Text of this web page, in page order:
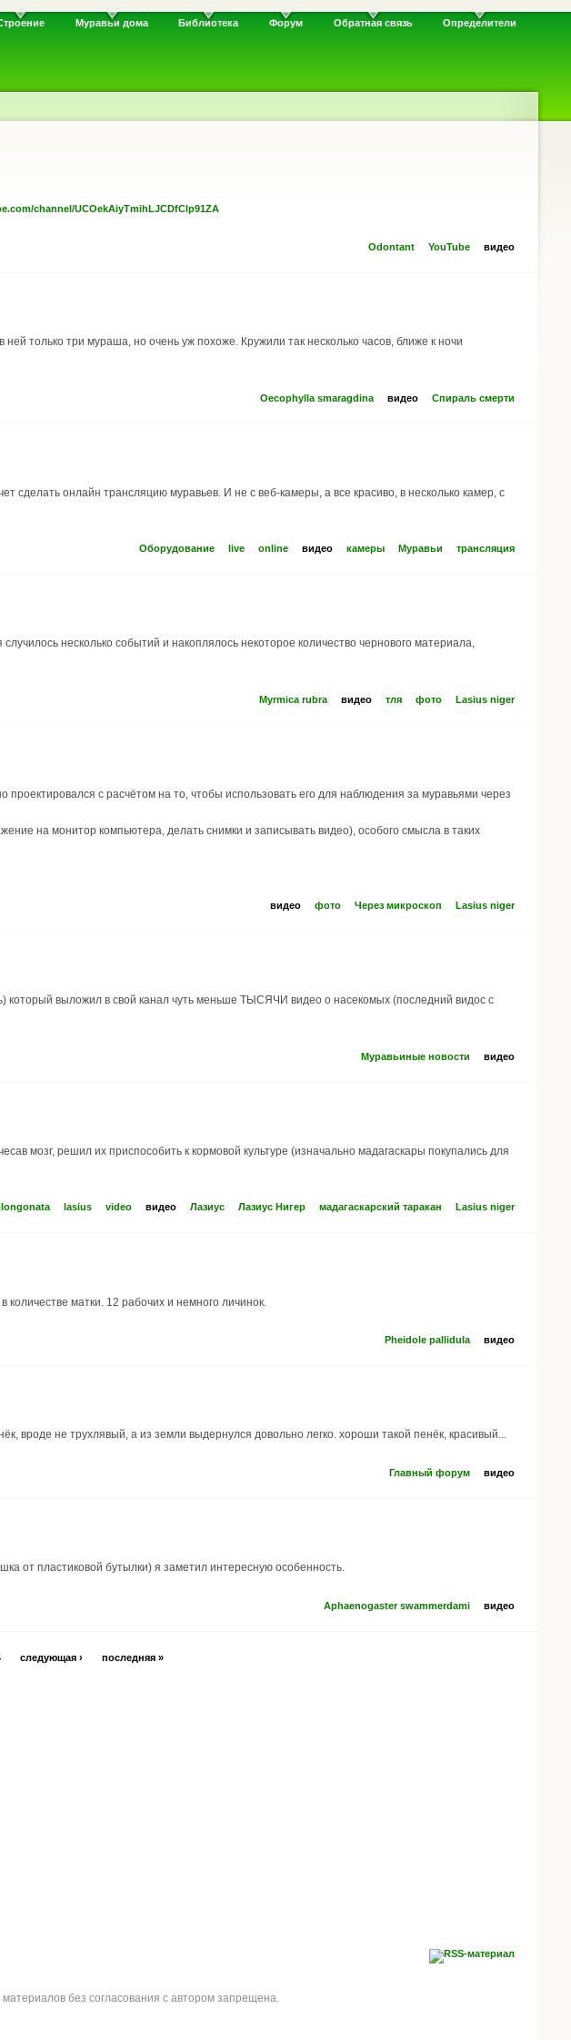
Муравьи дома Библиотека Форум Обратная связь Определители
channel/UCOekAiyTmihLJCDfClp91ZA
Odontant YouTube видео
только три мураша, но очень уж похоже. Кружили так несколько часов, ближе к ночи
Oecophylla smaragdina видео Спираль смерти
сделать онлайн трансляцию муравьев. И не с веб-камеры, а все красиво, в несколько камер, с
Оборудование live online видео камеры Муравьи трансляция
несколько событий и накоплялось некоторое количество чернового материала,
Myrmica rubra видео тля фото Lasius niger
проектировался с расчётом на то, чтобы использовать его для наблюдения за муравьями через
на монитор компьютера, делать снимки и записывать видео), особого смысла в таких
видео фото Через микроскоп Lasius niger
который выложил в свой канал чуть меньше ТЫСЯЧИ видео о насекомых (последний видос с
Муравьиные новости видео
мозг, решил их приспособить к кормовой культуре (изначально мадагаскары покупались для
lasius video видео Лазиус Лазиус Нигер мадагаскарский таракан Lasius niger
матки. 12 рабочих и немного личинок.
Pheidole pallidula видео
вроде не трухлявый, a из земли выдернулся довольно легко. хороши такой пенёк, красивый...
Главный форум видео
от пластиковой бутылки) я заметил интересную особенность.
Aphaenogaster swammerdami видео
следующая › последняя »
без согласования с автором запрещена.